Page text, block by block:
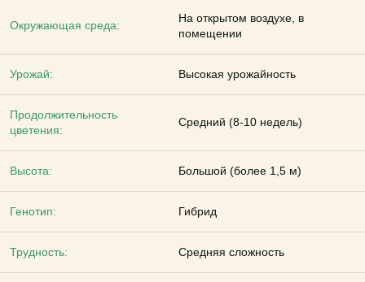
Окружающая среда:
На открытом воздухе, в
помещении
Урожай: Высокая урожайность
Продолжительность
цветения:
Средний (8-10 недель)
Высота: Большой (более 1,5 м)
Генотип: Гибрид
Трудность: Средняя сложность